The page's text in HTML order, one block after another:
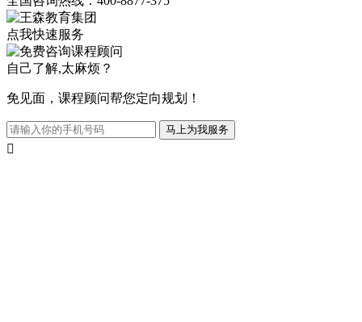
点我快速服务
自己了解,太麻烦？
免见面，课程顾问帮您定向规划！
马上为我服务
